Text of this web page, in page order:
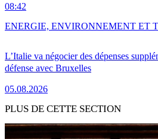
08:42
L’Italie va négocier des dépenses
défense avec Bruxelles
05.08.2026
ENERGIE, ENVIRONNEMENT ET
PLUS DE CETTE SECTION